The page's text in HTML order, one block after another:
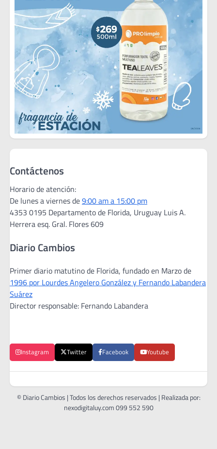
Contáctenos
Horario de atención:
De lunes a viernes de9:00 am a 15:00 pm
4353 0195 Departamento de Florida, Uruguay Luis A.
Herrera esq. Gral. Flores 609
Diario Cambios
Primer diario matutino de Florida, fundado en Marzo de
1996 por Lourdes Angelero González y Fernando Labandera
Suárez
Director responsable: Fernando Labandera
Instagram Twitter Facebook Youtube